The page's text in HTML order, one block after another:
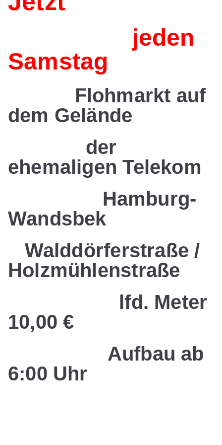
jeden
Samstag
Flohmarkt auf
dem Gelände
der
ehemaligen Telekom
Hamburg-
Wandsbek
Walddörferstraße /
Holzmühlenstraße
lfd. Meter
10,00 €
Aufbau ab
6:00 Uhr